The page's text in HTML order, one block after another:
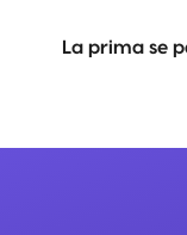
La prima se